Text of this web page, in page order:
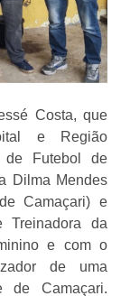
Costa, que
e Região
de Futebol de
Dilma Mendes
Camaçari) e
Treinadora da
e com o
de uma
de Camaçari.